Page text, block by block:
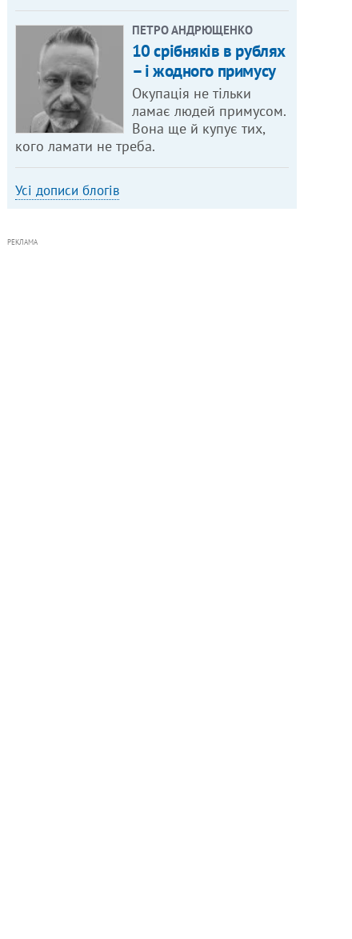
ПЕТРО АНДРЮЩЕНКО
10 срібняків в рублях
– і жодного примусу
Окупація не тільки
ламає людей примусом.
Вона ще й купує тих,
кого ламати не треба.
Усі дописи блогів
РЕКЛАМА